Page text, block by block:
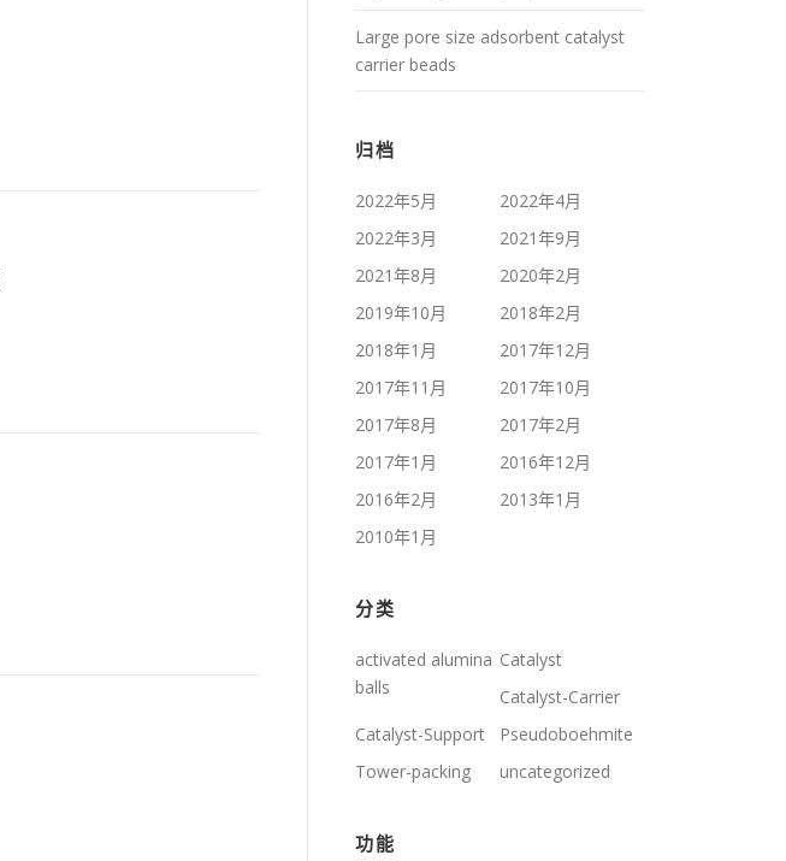
Large pore size adsorbent catalyst
carrier beads
归档
2022年5月
2022年4月
2022年3月
2021年9月
2021年8月
2020年2月
2019年10月
2018年2月
2018年1月
2017年12月
2017年11月
2017年10月
2017年8月
2017年2月
2017年1月
2016年12月
2016年2月
2013年1月
2010年1月
分类
activated alumina
balls
Catalyst
Catalyst-Carrier
Catalyst-Support
Pseudoboehmite
Tower-packing
uncategorized
功能